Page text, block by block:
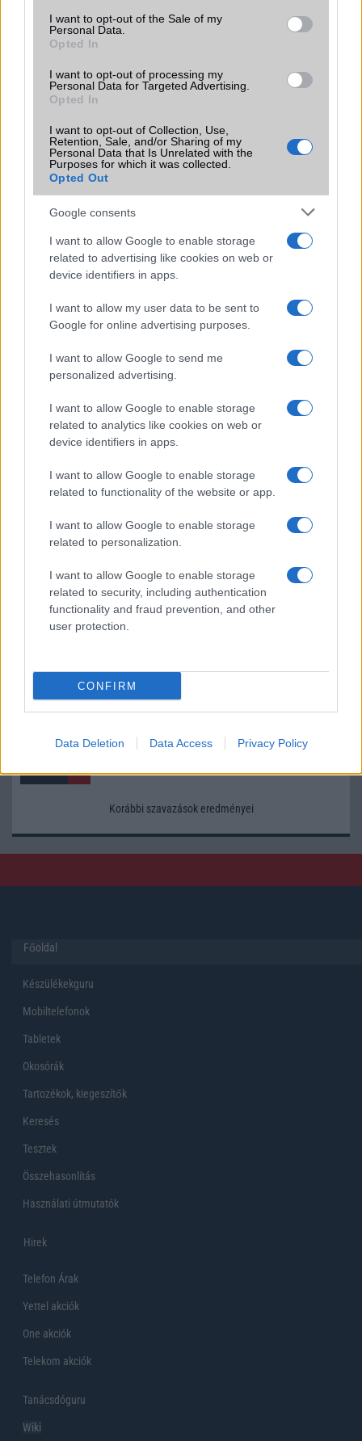
consent section.
I want to opt-out of the Sale of my
Personal Data.
Opted In
I want to opt-out of processing my
Personal Data for Targeted Advertising.
Opted In
I want to opt-out of Collection, Use,
Retention, Sale, and/or Sharing of my
Personal Data that Is Unrelated with the
Purposes for which it was collected.
Opted Out
Google consents
I want to allow Google to enable storage
related to advertising like cookies on web or
device identifiers in apps.
I want to allow my user data to be sent to
Google for online advertising purposes.
I want to allow Google to send me
personalized advertising.
I want to allow Google to enable storage
related to analytics like cookies on web or
device identifiers in apps.
I want to allow Google to enable storage
related to functionality of the website or app.
I want to allow Google to enable storage
related to personalization.
I want to allow Google to enable storage
related to security, including authentication
functionality and fraud prevention, and other
user protection.
CONFIRM
Data Deletion Data Access Privacy Policy
Márka :
Feliratkozás a Telefonguru ingyenes hírlevelére
Elfogadom az
Adatvédelmi és Adatkezelési Tájékoztatót
webhelyet a reCAPTCHA védi. A Google adatvédelmi irányelveés a
érvényesek.
SZAVAZÁS
tárhellyel érkezik?
Igen, a tárhely nagyon fontos
Nem, nekem a mostani tárhely is elég
Korábbi szavazások eredményei
Főoldal
Készülékekguru
Mobiltelefonok
Tabletek
Okosórák
Tartozékok, kiegeszítők
Keresés
Tesztek
Összehasonlítás
Használati útmutatók
Hirek
Telefon Árak
Yettel akciók
One akciók
Telekom akciók
Tanácsdóguru
Wiki